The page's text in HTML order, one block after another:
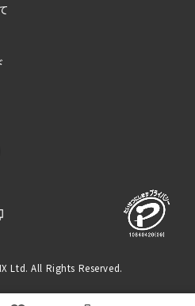
Ltd. All Rights Reserved.